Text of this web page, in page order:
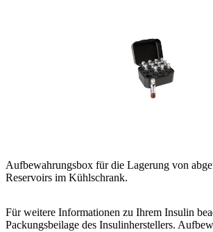
Aufbewahrungsbox für die Lagerung von
Reservoirs im Kühlschrank.
Für weitere Informationen zu Ihrem Insulin
Packungsbeilage des Insulinherstellers.